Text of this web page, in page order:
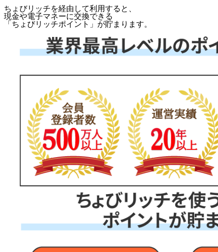
ちょびリッチを経由して利用すると、
現金や電子マネーに交換できる
「 ちょびリッチポイント 」が貯まります。